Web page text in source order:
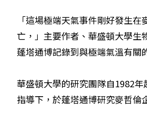
「這場極端天氣事件剛好發生
亡，」主要作者、華盛頓大學
蓬塔通博記錄到與極端氣溫有關
華盛頓大學的研究團隊自1982
指導下，於蓬塔通博研究麥哲倫